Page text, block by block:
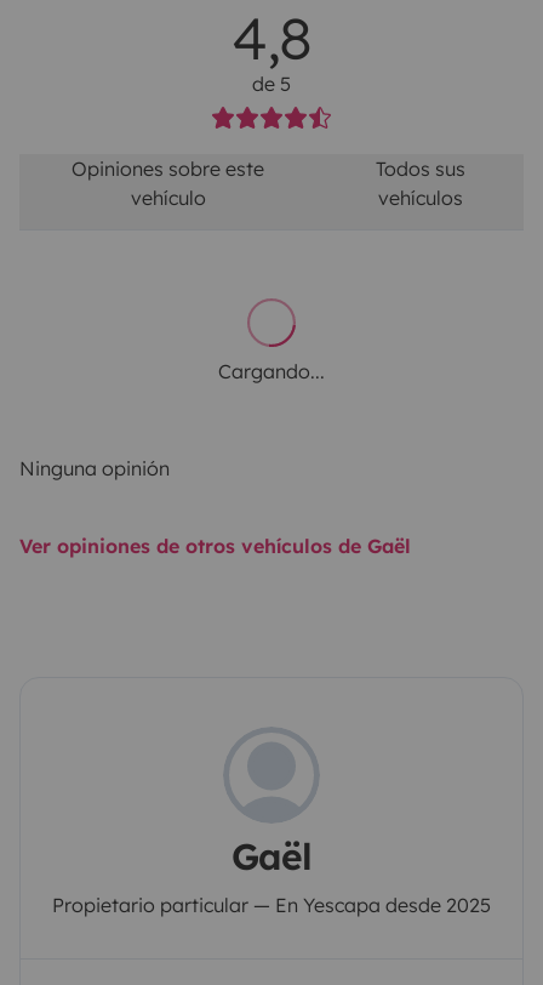
4,8
de 5
Opiniones sobre este
vehículo
Todos sus
vehículos
Cargando...
Ninguna opinión
Ver opiniones de otros vehículos de Gaël
Gaël
Propietario particular — En Yescapa desde 2025